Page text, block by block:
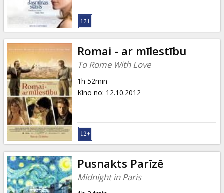
Romai - ar mīlestību
To Rome With Love
1h 52min
Kino no: 12.10.2012
Pusnakts Parīzē
Midnight in Paris